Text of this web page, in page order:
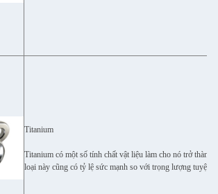
Titanium
Titanium có một số tính chất vật liệu làm cho nó trở
loại này cũng có tỷ lệ sức mạnh so với trọng lượng tuyệt